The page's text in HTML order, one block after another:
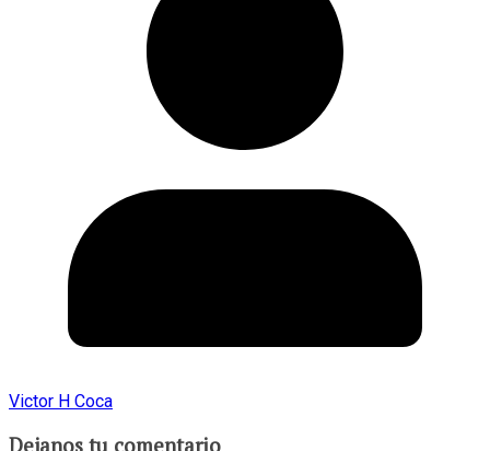
Victor H Coca
Dejanos tu comentario